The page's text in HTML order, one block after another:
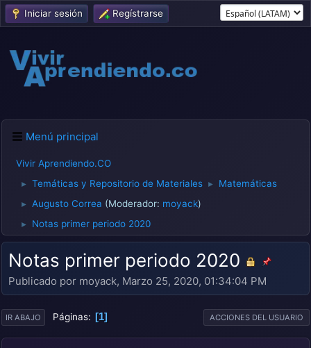
Iniciar sesión Regístrarse
Menú principal
Vivir Aprendiendo.CO
► Temáticas y Repositorio de Materiales ► Matemáticas
► Augusto Correa (Moderador: moyack)
► Notas primer periodo 2020
Notas primer periodo 2020
Publicado por moyack, Marzo 25, 2020, 01:34:04 PM
IR ABAJO Páginas 1 ACCIONES DEL USUARIO